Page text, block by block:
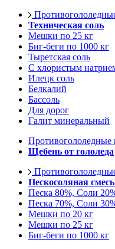
Техническая соль
Мешки по 25 кг
Биг-беги по 1000 кг
Тыретская соль
С хлористым
Илецк соль
Белкалий
Бассоль
Для дорог
Галит минеральный
Противогололедные
Щебень от гололеда
Пескосоляная
Песка 80%, Соли
Песка 70%, Соли
Мешки по 20 кг
Мешки по 25 кг
Биг-беги по 1000 кг